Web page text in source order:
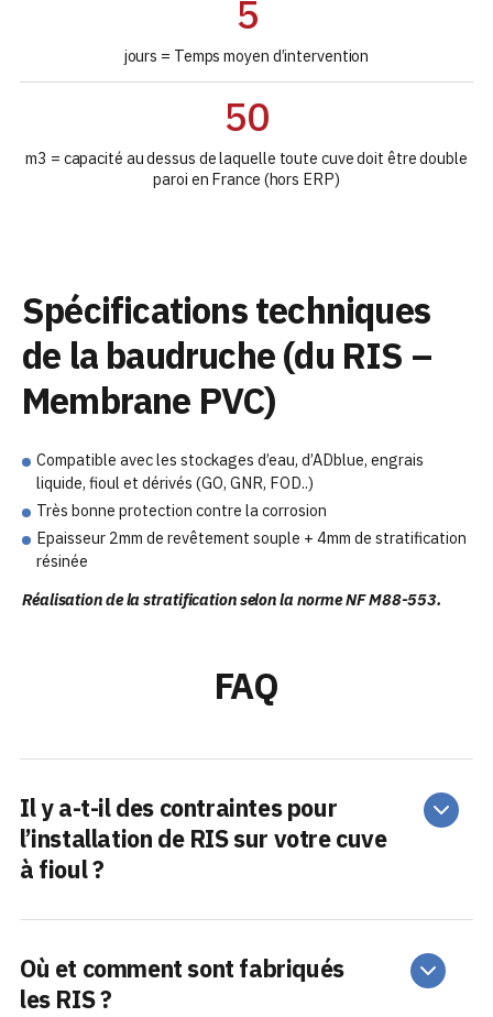
5
jours = Temps moyen d’intervention
50
m3 = capacité au dessus de laquelle toute cuve doit être double
paroi en France (hors ERP)
Spécifications techniques
de la baudruche (du RIS –
Membrane PVC)
Compatible avec les stockages d’eau, d’ADblue, engrais
liquide, fioul et dérivés (GO, GNR, FOD..)
Très bonne protection contre la corrosion
Epaisseur 2mm de revêtement souple + 4mm de stratification
résinée
Réalisation de la stratification selon la norme NF M88-553.
FAQ
Il y a-t-il des contraintes pour
l’installation de RIS sur votre cuve
à fioul ?
Où et comment sont fabriqués
les RIS ?